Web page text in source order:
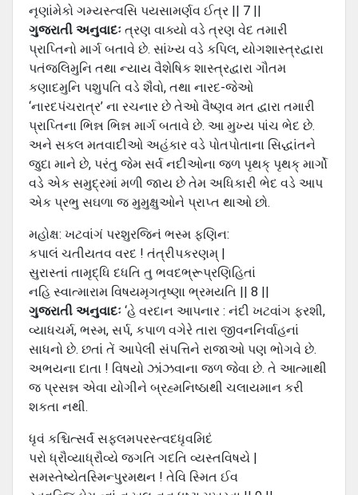
નૃણાંમેકો ગમ્યસ્ત્વસિ પયસામર્ણવ ઈત્ર || 7 ||
ગુજરાતી અનુવાદઃ ત્રણ વાક્યો વડે ત્રણ વેદ તમારી
પ્રાપ્તિનો માર્ગ બતાવે છે. સાંખ્ય વડે કપિલ, યોગશાસ્ત્રદ્વારા
પતંજલિમુનિ તથા ન્યાય વૈશેષિક શાસ્ત્રદ્વારા ગૌતમ
કણાદમુનિ પશુપતિ વડે શૈવો, તથા નારદ-જેઓ
‘નારદપંચરાત્ર’ ના રચનાર છે તેઓ વૈષ્ણવ મત દ્વારા તમારી
પ્રાપ્તિના ભિન્ન ભિન્ન માર્ગ બતાવે છે. આ મુખ્ય પાંચ ભેદ છે.
અને સકલ મતવાદીઓ અહંકાર વડે પોતપોતાના સિદ્ધાંતને
જુદા માને છે, પરંતુ જેમ સર્વ નદીઓના જળ પૃથક્ પૃથક્ માર્ગો
વડે એક સમુદ્રમાં મળી જાય છે તેમ અધિકારી ભેદ વડે આપ
એક પ્રભુ સઘળા જ મુમુક્ષુઓને પ્રાપ્ત થાઓ છો.
મહોક્ષ: ખટવાંગં પરશુરજિનં ભસ્મ ફણિન:
કપાલં ચતીયતવ વરદ ! તંત્રીપકરણમ્ |
સુરાસ્તાં તામૃદ્ધિ દધતિ તુ ભવદભ્રૂપ્રણિહિતાં
નહિ સ્વાત્મારામ વિષયમૃગતૃષ્ણા ભ્રમયતિ || 8 ||
ગુજરાતી અનુવાદઃ ‘હે વરદાન આપનાર : નંદી ખટવાંગ ફરશી,
વ્યાધચર્મ, ભસ્મ, સર્પ, કપાળ વગેરે તારા જીવનનિર્વાહનાં
સાધનો છે. છતાં તેં આપેલી સંપત્તિને રાજાઓ પણ ભોગવે છે.
અભયના દાતા ! વિષયો ઝાંઝવાના જળ જેવા છે. તે આત્માથી
જ પ્રસન્ન એવા યોગીને બ્રહ્મનિષ્ઠાથી ચલાયમાન કરી
શકતા નથી.
ધૃવં કશ્ચિત્સર્વં સફલમપરસ્ત્વદધૃવમિદં
પરો ધ્રૌવ્યાધ્રૌવ્યે જગતિ ગદતિ વ્યસ્તવિષયે |
સમસ્તેષ્યેતસ્મિન્પુરમથન ! તેવિ સ્મિત ઈવ